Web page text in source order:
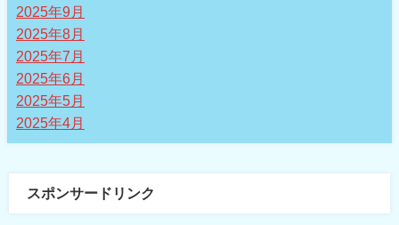
2025年9月
2025年8月
2025年7月
2025年6月
2025年5月
2025年4月
スポンサードリンク